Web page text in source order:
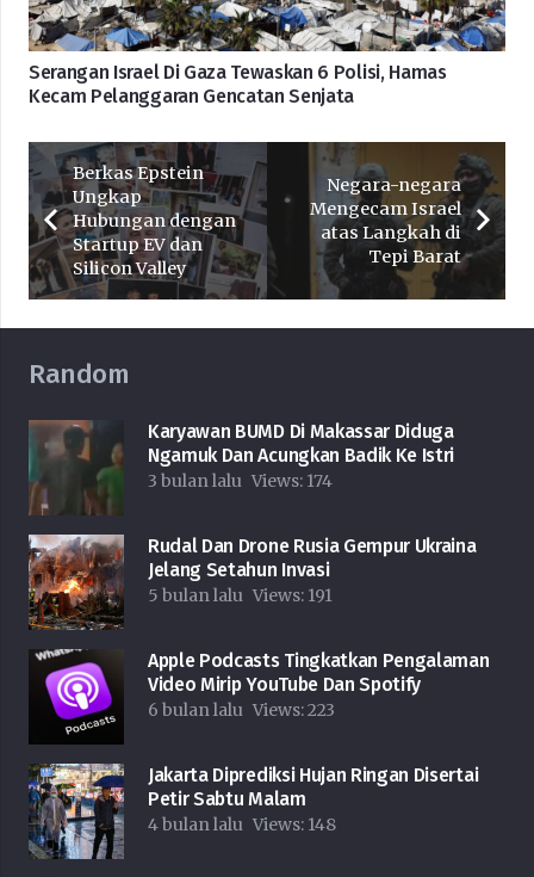
Serangan Israel Di Gaza Tewaskan 6 Polisi, Hamas
Kecam Pelanggaran Gencatan Senjata
Berkas Epstein
Ungkap
Hubungan dengan
Startup EV dan
Silicon Valley
Negara-negara
Mengecam Israel
atas Langkah di
Tepi Barat
Random
Karyawan BUMD Di Makassar Diduga
Ngamuk Dan Acungkan Badik Ke Istri
3 bulan lalu Views: 174
Rudal Dan Drone Rusia Gempur Ukraina
Jelang Setahun Invasi
5 bulan lalu Views: 191
Apple Podcasts Tingkatkan Pengalaman
Video Mirip YouTube Dan Spotify
6 bulan lalu Views:223
Jakarta Diprediksi Hujan Ringan Disertai
Petir Sabtu Malam
4 bulan lalu Views: 148